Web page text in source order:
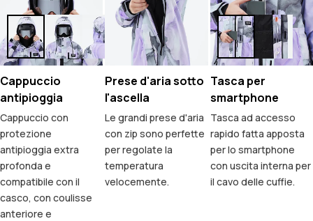
Cappuccio
antipioggia
Cappuccio con
protezione
antipioggia extra
profonda e
compatibile con il
casco, con coulisse
anteriore e
Prese d'aria sotto
l'ascella
Le grandi prese d'aria
con zip sono perfette
per regolate la
temperatura
velocemente.
Tasca per
smartphone
Tasca ad accesso
rapido fatta apposta
per lo smartphone
con uscita interna per
il cavo delle cuffie.